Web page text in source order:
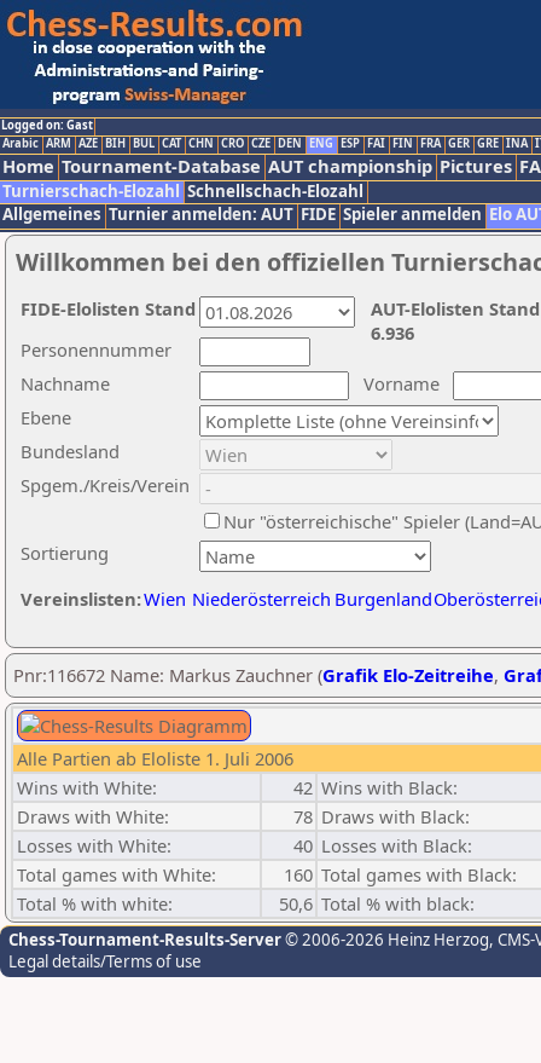
Logged on: Gast
Arabic ARM AZE BIH BUL CAT CHN CRO CZE DEN ENG ESP FAI FIN FRA GER GRE INA
Home Tournament-Database AUT championship Pictures
Turnierschach-Elozahl Schnellschach-Elozahl
Allgemeines Turnier anmelden: AUT FIDE Spieler anmelden Elo
Willkommen bei den offiziellen
Nachname
Vorname
Ebene
Sortierung
Personennummer
Bundesland
Spgem./Kreis/Verein
Nur "österreichische" Spieler
Vereinslisten:Wien Niederösterreich Burgenland
AUT-Elolisten
6.936
FIDE-Elolisten Stand
Pnr:116672 Name: Markus Zauchner (Grafik Elo-Zeitreihe,
Alle Partien ab Eloliste 1. Juli 2006
Wins with White:
42 Wins with Black:
Draws with White:
78 Draws with Black:
Losses with White:
40 Losses with Black:
Total games with White:
160 Total games with Black:
Total % with white:
50,6 Total % with black:
Chess-Tournament-Results-Server© 2006-2026 Heinz Herzog,
Legal details/Terms of use